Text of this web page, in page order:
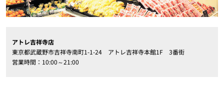
アトレ吉祥寺店
東京都武蔵野市吉祥寺南町1-1-24 アトレ吉祥寺本館1F 3番街
営業時間：10:00～21:00